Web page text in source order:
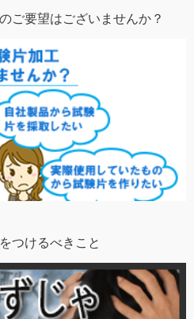
ご要望はございませんか？
つけるべきこと